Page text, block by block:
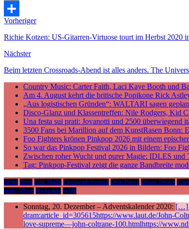
Email
Teilen
Vorheriger
Richie Kotzen: US-Gitarren-Virtuose tourt im Herbst 2020
Nächster
Beim letzten Crossroads-Abend ist alles anders. The
Country Music: Carter Faith, Laci Kaye Booth und
Am 4. August kehrt die britische Popikone Rick
„Aus logistischen Gründen“: WALTARI sagen
Disco-Glanz und Klassentreffen: Nile Rodgers, Kid
Una festa sui prati: Jovanotti und 2500 überwiegend
3500 Fans bei Marillion auf dem KunstRasen Bonn:
Foo Fighters krönen Pinkpop 2026 mit einem
So war das Pinkpop Festival 2026 in Bildern: Foo
Zwischen roher Wucht und purer Magie: IDLES und
Tag: Pinkpop-Festival zeigt die ganze Bandbreite
Berlin Bonn Cem Akalin Crossroads Festival Deep Purple Dream Theater
neues Album Rockpalast WDR
Sonntag, 20. Dezember – Adventskalender 2020: […]
dram:article_id=305615https://www.laut.de/John-
love-supreme—john-coltrane-100.htmlhttps://